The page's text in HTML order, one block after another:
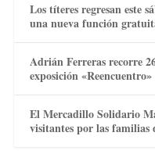
Los títeres regresan este
una nueva función
Adrián Ferreras recorre
exposición «Reencuentro»
El Mercadillo Solidario
visitantes por las familias